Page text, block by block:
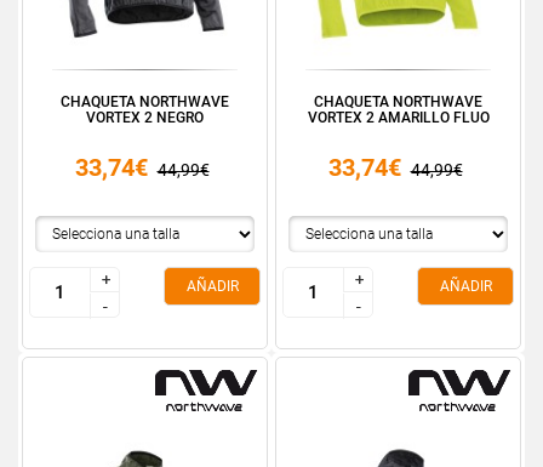
CHAQUETA NORTHWAVE
VORTEX 2 NEGRO
33,74€ 44,99€
+
-
+
-
AÑADIR
CHAQUETA NORTHWAVE
VORTEX 2 AMARILLO FLUO
33,74€ 44,99€
+
-
+
-
AÑADIR